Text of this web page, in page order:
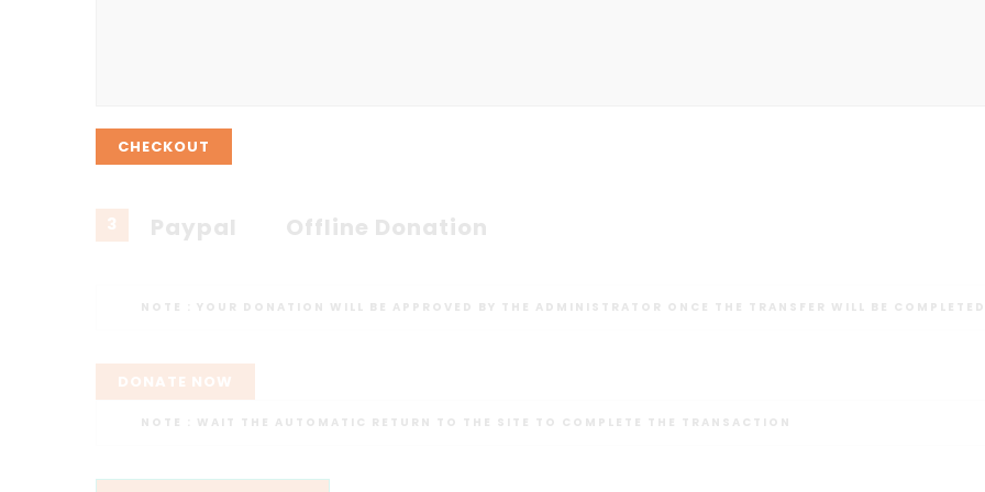
CHECKOUT
3 Paypal Offline Donation
NOTE : YOUR DONATION WILL BE APPROVED BY THE ADMINISTRATOR ONCE THE TRANSFER WILL BE COMPLETED
DONATE NOW
NOTE : WAIT THE AUTOMATIC RETURN TO THE SITE TO COMPLETE THE TRANSACTION